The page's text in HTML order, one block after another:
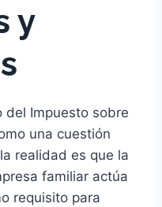
y
del Impuesto sobre
una cuestión
realidad es que la
familiar actúa
requisito para